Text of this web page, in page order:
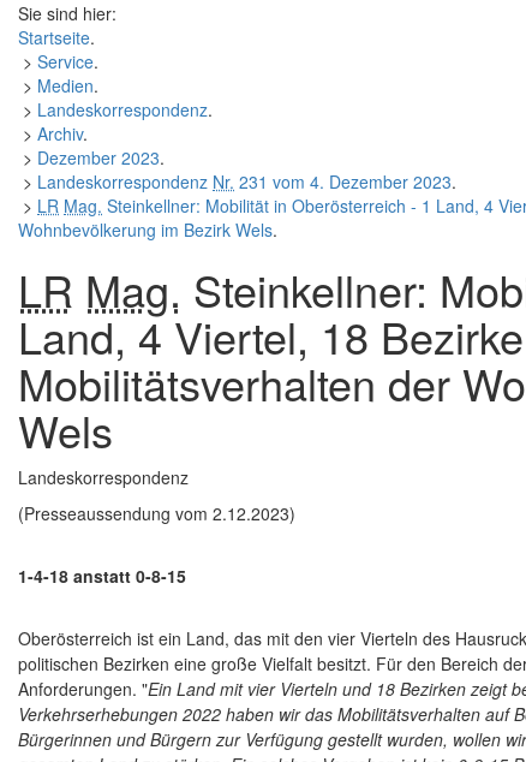
Sie sind hier:
Startseite.
> Service.
> Medien.
> Landeskorrespondenz.
> Archiv.
> Dezember 2023.
> Landeskorrespondenz Nr. 231 vom 4. Dezember 2023.
> LR Mag. Steinkellner: Mobilität in Oberösterreich - 1 Land, 4
Wohnbevölkerung im Bezirk Wels.
LR Mag. Steinkellner:
Land, 4 Viertel, 18
Mobilitätsverhalten der
Wels
Landeskorrespondenz
(Presseaussendung vom 2.12.2023)
1-4-18 anstatt 0-8-15
Oberösterreich ist ein Land, das mit den vier Vierteln des
politischen Bezirken eine große Vielfalt besitzt. Für den Bereich
Anforderungen. "Ein Land mit vier Vierteln und 18 Bezirken zeigt
Verkehrserhebungen 2022 haben wir das Mobilitätsverhalten auf
Bürgerinnen und Bürgern zur Verfügung gestellt wurden, wollen